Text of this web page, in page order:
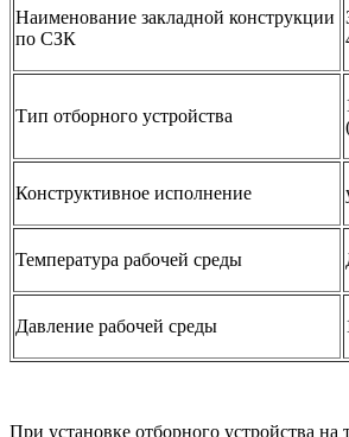
Наименование закладной конструкции
по СЗК
Тип отборного устройства
Конструктивное исполнение
Температура рабочей среды
Давление рабочей среды
При установке отборного устройства на